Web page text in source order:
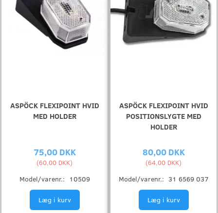
ASPÖCK FLEXIPOINT HVID
MED HOLDER
75,00 DKK
(60,00 DKK)
Model/varenr.: 10509
Læg i kurv
ASPÖCK FLEXIPOINT HVID
POSITIONSLYGTE MED
HOLDER
80,00 DKK
(64,00 DKK)
Model/varenr.: 31 6569 037
Læg i kurv